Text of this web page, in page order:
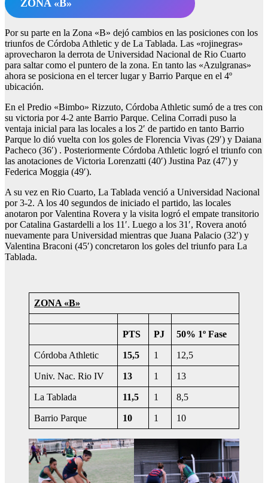
ZONA «B»
Por su parte en la Zona «B» dejó cambios en las posiciones con los
triunfos de Córdoba Athletic y de La Tablada. Las «rojinegras»
aprovecharon la derrota de Universidad Nacional de Rio Cuarto
para saltar como el puntero de la zona. En tanto las «Azulgranas»
ahora se posiciona en el tercer lugar y Barrio Parque en el 4º
ubicación.
En el Predio «Bimbo» Rizzuto, Córdoba Athletic sumó de a tres con
su victoria por 4-2 ante Barrio Parque. Celina Corradi puso la
ventaja inicial para las locales a los 2′ de partido en tanto Barrio
Parque lo dió vuelta con los goles de Florencia Vivas (29′) y Daiana
Pacheco (36′) . Posteriormente Córdoba Athletic logró el triunfo con
las anotaciones de Victoria Lorenzatti (40′) Justina Paz (47′) y
Federica Moggia (49′).
A su vez en Rio Cuarto, La Tablada venció a Universidad Nacional
por 3-2. A los 40 segundos de iniciado el partido, las locales
anotaron por Valentina Rovera y la visita logró el empate transitorio
por Catalina Gastardelli a los 11′. Luego a los 31′, Rovera anotó
nuevamente para Universidad mientras que Juana Palacio (32′) y
Valentina Braconi (45′) concretaron los goles del triunfo para La
Tablada.
ZONA «B»
PTS PJ 50% 1º Fase
Córdoba Athletic 15,5 1 12,5
Univ. Nac. Rio IV 13 1 13
La Tablada 11,5 1 8,5
Barrio Parque 10 1 10